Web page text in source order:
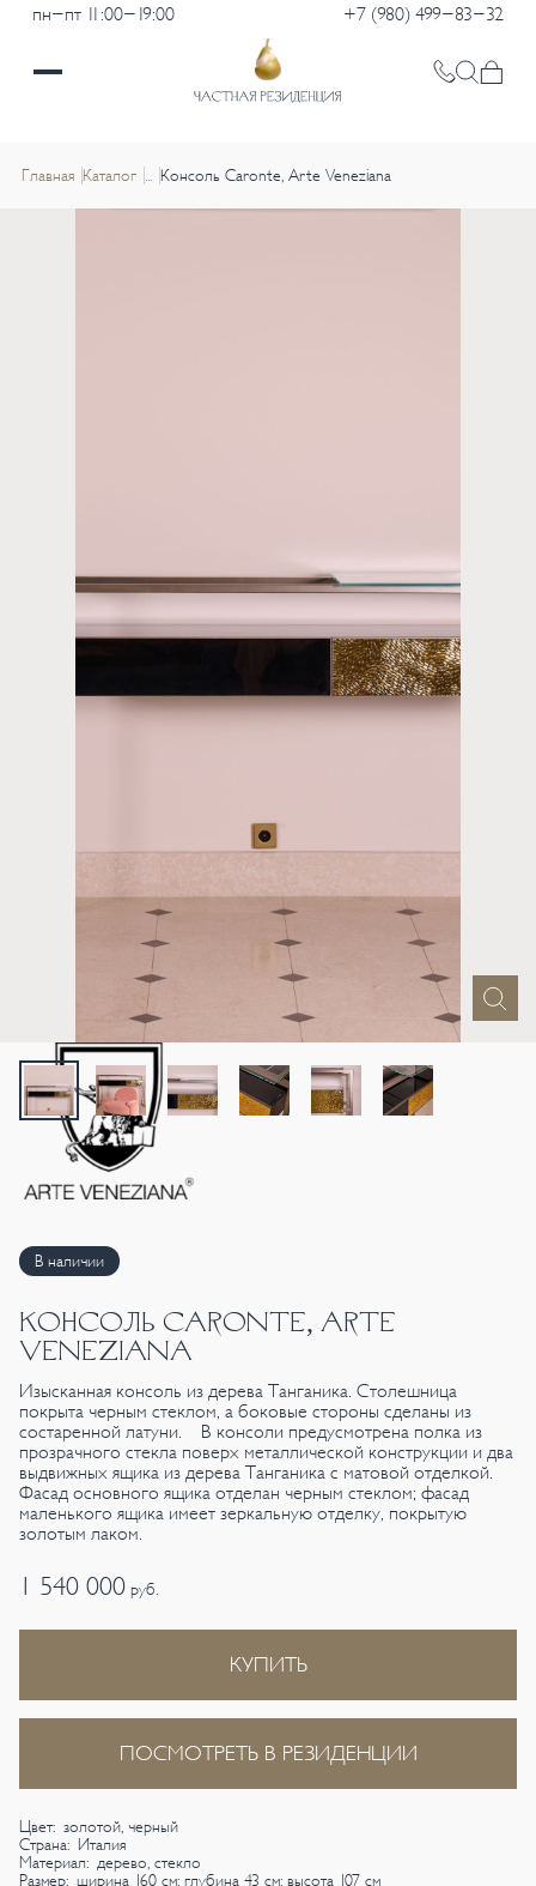
пн-пт 11:00-19:00 +7 (980) 499-83-32
Главная Каталог ... Консоль Caronte, Arte Veneziana
В наличии
КОНСОЛЬ CARONTE, ARTE
VENEZIANA
Изысканная консоль из дерева Танганика. Столешница
покрыта черным стеклом, а боковые стороны сделаны из
состаренной латуни. В консоли предусмотрена полка из
прозрачного стекла поверх металлической конструкции и два
выдвижных ящика из дерева Танганика с матовой отделкой.
Фасад основного ящика отделан черным стеклом; фасад
маленького ящика имеет зеркальную отделку, покрытую
золотым лаком.
1 540 000 руб.
КУПИТЬ
ПОСМОТРЕТЬ В РЕЗИДЕНЦИИ
Цвет: золотой, черный
Страна: Италия
Материал: дерево, стекло
Размер: ширина 160 см; глубина 43 см; высота 107 см